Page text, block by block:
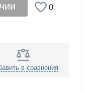
0
в сравнения